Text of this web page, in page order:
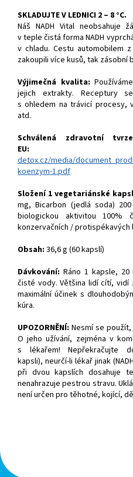
SKLADUJTE V LEDNICI 2 – 8 °C.
Náš NADH Vital neobsahuje
v teple čistá forma NADH
v chladu. Cestu automobilem
zakoupili více kusů, tak zásobní
Výjimečná kvalita:
jejich extrakty. Receptury
s ohledem na trávicí procesy,
atd.
Schválená zdravotní
EU:
detox.cz/media/
koenzym-1.pdf
Složení 1 vegetariánské
mg, Bicarbon (jedlá soda)
biologickou aktivitou
konzervačních / protispékavých
Obsah: 36,6 g (60 kapslí)
Dávkování: Ráno 1 kapsle,
čisté vody. Většina lidí cítí,
maximální účinek s
kúra.
UPOZORNĚNÍ: Nesmí se
O jeho užívání, zejména v
s lékařem! Nepřekračujte
kapsli), neurčí-li lékař jinak
při dvou kapslích dosahuje
nenahrazuje pestrou stravu.
není určen pro těhotné, kojící,